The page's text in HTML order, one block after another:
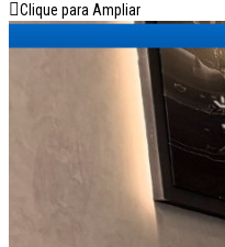
Clique para Ampliar